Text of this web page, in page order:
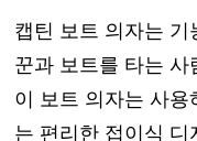
캡틴 보트 의자는 기
꾼과 보트를 타는
이 보트 의자는 사용
는 편리한 접이식 디